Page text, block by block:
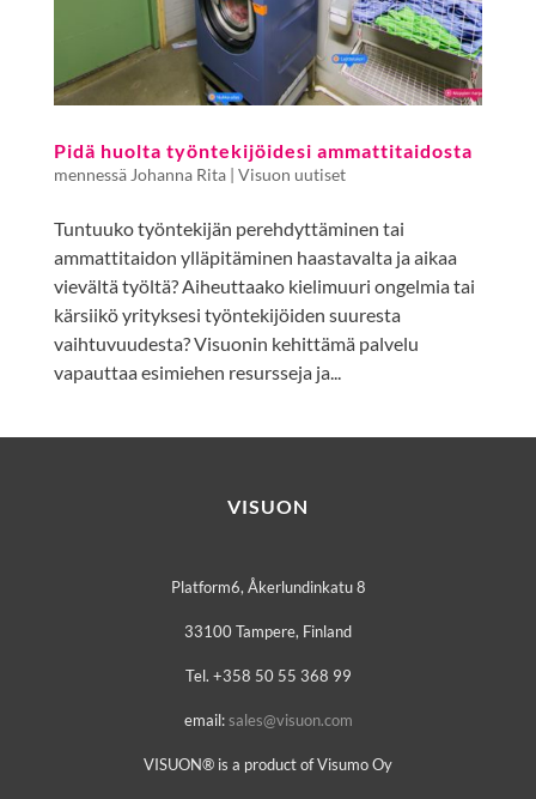
Pidä huolta työntekijöidesi ammattitaidosta
mennessä Johanna Rita| Visuon uutiset
Tuntuuko työntekijän perehdyttäminen tai
ammattitaidon ylläpitäminen haastavalta ja aikaa
vievältä työltä? Aiheuttaako kielimuuri ongelmia tai
kärsiikö yrityksesi työntekijöiden suuresta
vaihtuvuudesta? Visuonin kehittämä palvelu
vapauttaa esimiehen resursseja ja...
VISUON
Platform6, Åkerlundinkatu 8
33100 Tampere, Finland
Tel. +358 50 55 368 99
email:sales@visuon.com
VISUON® is a product of Visumo Oy